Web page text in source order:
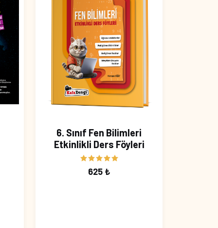
6. Sınıf Fen Bilimleri
Etkinlikli Ders Föyleri
625 ₺